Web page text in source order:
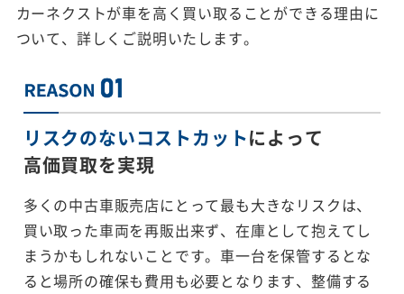
カーネクストが車を高く買い取ることができる理由に
ついて、詳しくご説明いたします。
リスクのないコストカットによって
高価買取を実現
多くの中古車販売店にとって最も大きなリスクは、
買い取った車両を再販出来ず、在庫として抱えてし
まうかもしれないことです。車一台を保管するとな
ると場所の確保も費用も必要となります、整備する